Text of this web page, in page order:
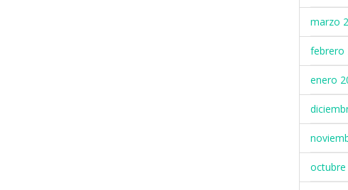
marzo
febrero
enero
octubre